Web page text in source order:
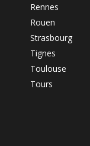
Rennes
Rouen
Strasbourg
Tignes
Toulouse
Tours